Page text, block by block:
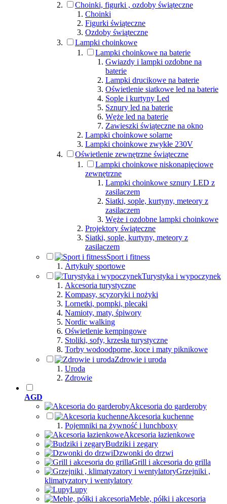
Choinki, figurki , ozdoby świąteczne
Choinki
Figurki świąteczne
Ozdoby świąteczne
Lampki choinkowe
Lampki choinkowe na baterie
Gwiazdy i lampki ozdobne na
baterie
Lampki drucikowe na baterie
Oświetlenie siatkowe led na baterie
Sople i kurtyny Led
Sznury led na baterie
Węże led na baterie
Zawieszki świąteczne na okno
Lampki choinkowe solarne
Lampki choinkowe zwykłe 230V
Oświetlenie zewnętrzne świąteczne
Lampki choinkowe niskonapięciowe
zewnętrzne
Lampki choinkowe sznury LED z
zasilaczem
Siatki, sople, kurtyny, meteory z
zasilaczem
Węże i ozdobne lampki choinkowe
Projektory świąteczne
Siatki, sople, kurtyny, meteory z
zasilaczem
Sport i fitness
Artykuły sportowe
Turystyka i wypoczynek
Akcesoria turystyczne
Kompasy, scyzoryki i nożyki
Lornetki, pompki, plecaki
Namioty, maty, śpiwory
Nordic walking
Oświetlenie kempingowe
Stoliki, sofy, krzesła turystyczne
Torby wodoodporne, koce i maty piknikowe
Zdrowie i uroda
Uroda
Zdrowie
AGD
Akcesoria do garderoby
Akcesoria kuchenne
Pojemniki na żywność i lunchboxy
Akcesoria łazienkowe
Budziki i zegary
Dzwonki do drzwi
Grill i akcesoria do grilla
Grzejniki ,
klimatyzatory i wentylatory
Lupy
Meble, półki i akcesoria